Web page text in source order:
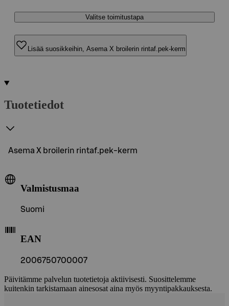
Valitse toimitustapa
Lisää suosikkeihin, Asema X broilerin rintaf.pek-kerm
Tuotetiedot
Asema X broilerin rintaf.pek-kerm
Valmistusmaa
Suomi
EAN
2006750700007
Päivitämme palvelun tuotetietoja aktiivisesti. Suosittelemme
kuitenkin tarkistamaan ainesosat aina myös myyntipakkauksesta.